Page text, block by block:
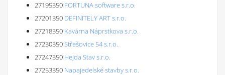
27195350 FORTUNA software s.r.o.
27201350 DEFINITELY ART s.r.o.
27218350 Kavárna Náprstkova s.r.o.
27230350Střešovice 54 s.r.o.
27247350 Hejda Stav s.r.o.
27253350 Napajedelské stavby s.r.o.